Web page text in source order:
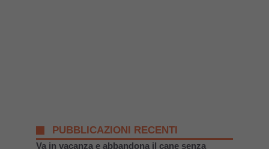
PUBBLICAZIONI RECENTI
Va in vacanza e abbandona il cane senza